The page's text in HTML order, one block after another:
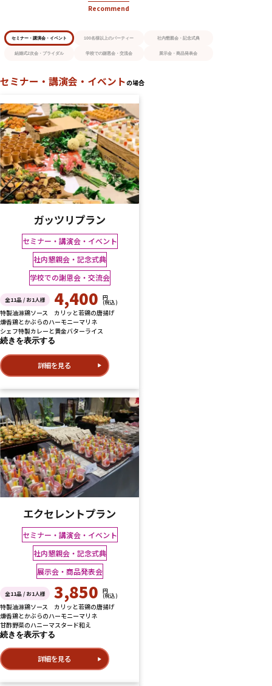
Recommend
セミナー・講演会・イベント 100名様以上のパーティー 社内懇親会・記念式典
結婚式2次会・ブライダル 学校での謝恩会・交流会 展示会・商品発表会
セミナー・講演会・イベントの場合
ガッツリプラン
セミナー・講演会・イベント
社内懇親会・記念式典
学校での謝恩会・交流会
全11品 / お1人様 4,400 円
(税込)
特製油淋鶏ソース カリッと若鶏の唐揚げ
燻香鶏とかぶらのハーモニーマリネ
シェフ特製カレーと黄金バターライス
続きを表示する
詳細を見る
エクセレントプラン
セミナー・講演会・イベント
社内懇親会・記念式典
展示会・商品発表会
全11品 / お1人様 3,850 円
(税込)
特製油淋鶏ソース カリッと若鶏の唐揚げ
燻香鶏とかぶらのハーモニーマリネ
甘酢野菜のハニーマスタード和え
続きを表示する
詳細を見る